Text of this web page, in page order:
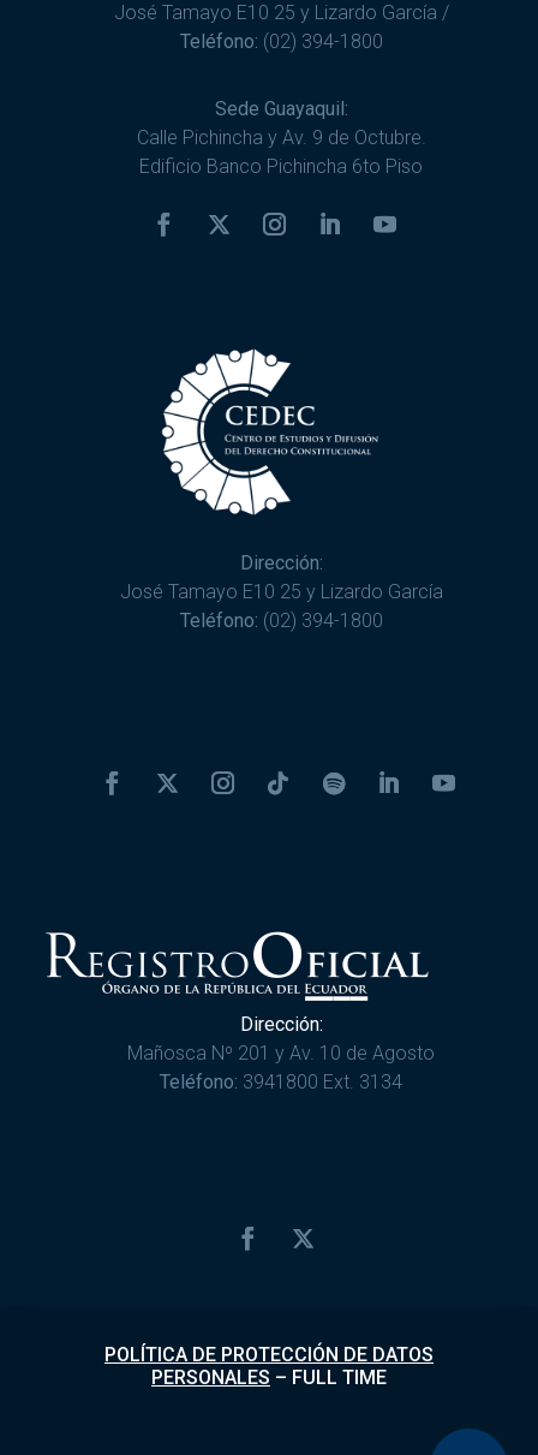
José Tamayo E10 25 y Lizardo García /
Teléfono: (02) 394-1800
Sede Guayaquil:
Calle Pichincha y Av. 9 de Octubre.
Edificio Banco Pichincha 6to Piso
Dirección:
José Tamayo E10 25 y Lizardo García
Teléfono: (02) 394-1800
Dirección:
Mañosca Nº 201 y Av. 10 de Agosto
Teléfono: 3941800 Ext. 3134
POLÍTICA DE PROTECCIÓN DE DATOS
PERSONALES – FULL TIME